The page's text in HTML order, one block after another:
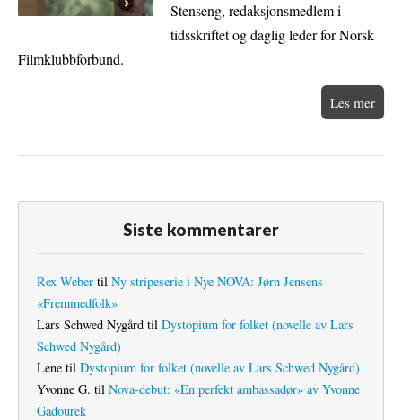
Stenseng, redaksjonsmedlem i
tidsskriftet og daglig leder for Norsk
Filmklubbforbund.
Les mer
Siste kommentarer
Rex Weber til Ny stripeserie i Nye NOVA: Jørn Jensens
«Fremmedfolk»
Lars Schwed Nygård til Dystopium for folket (novelle av Lars
Schwed Nygård)
Lene til Dystopium for folket (novelle av Lars Schwed Nygård)
Yvonne G. til Nova-debut: «En perfekt ambassadør» av Yvonne
Gadourek